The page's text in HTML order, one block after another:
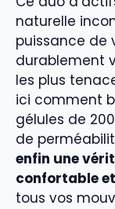
naturelle
puissance de
durablement
les plus
ici comment
gélules de
de
enfin une
confortable
tous vos